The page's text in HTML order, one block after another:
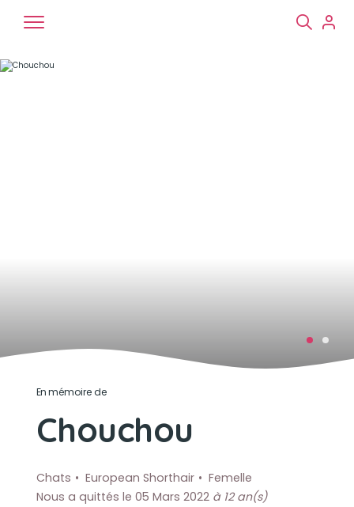
En mémoire de
Chouchou
Chats European Shorthair
Femelle
Nous a quittés le 05 Mars 2022 à 12 an(s)